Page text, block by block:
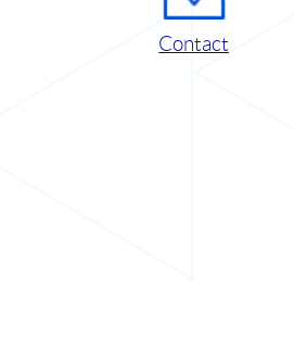
Contact